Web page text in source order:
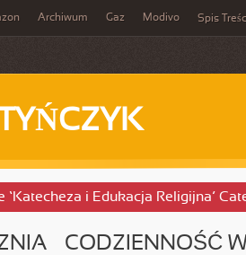
Archiwum Gaz Modivo Spis
‘Katecheza i Edukacja Religijna’
– CODZIENNOŚĆ